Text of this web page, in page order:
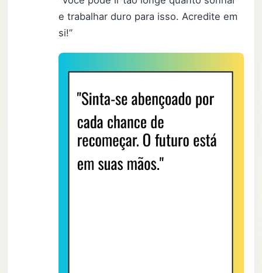
e trabalhar duro para isso. Acredite em
si!”